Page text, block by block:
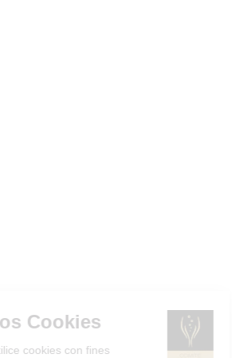
Gestión de los Cookies
¿Acepta que el sitio utilice cookies con fines